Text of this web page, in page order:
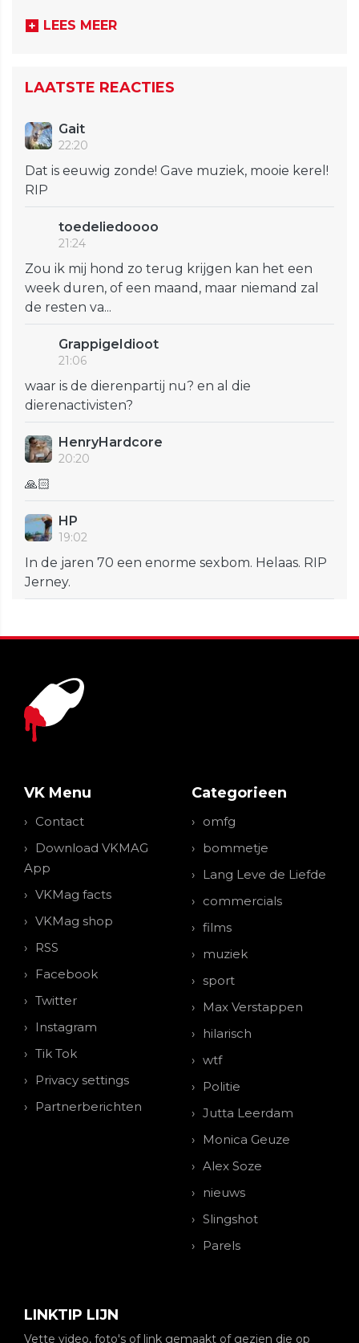
LEES MEER
LAATSTE REACTIES
Gait
22:20
Dat is eeuwig zonde! Gave muziek, mooie kerel!
RIP
toedeliedoooo
21:24
Zou ik mij hond zo terug krijgen kan het een
week duren, of een maand, maar niemand zal
de resten va...
GrappigeIdioot
21:06
waar is de dierenpartij nu? en al die
dierenactivisten?
HenryHardcore
20:20
🙏🏻
HP
19:02
In de jaren 70 een enorme sexbom. Helaas. RIP
Jerney.
VK Menu
Contact
Download VKMAG
App
VKMag facts
VKMag shop
RSS
Facebook
Twitter
Instagram
Tik Tok
Privacy settings
Partnerberichten
Categorieen
omfg
bommetje
Lang Leve de Liefde
commercials
films
muziek
sport
Max Verstappen
hilarisch
wtf
Politie
Jutta Leerdam
Monica Geuze
Alex Soze
nieuws
Slingshot
Parels
LINKTIP LIJN
Vette video, foto's of link gemaakt of gezien die op